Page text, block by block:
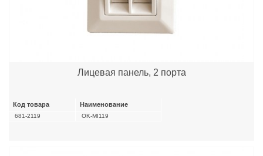
Лицевая панель, 2 порта
Код товара Наименование
681-2119 OK-MI119